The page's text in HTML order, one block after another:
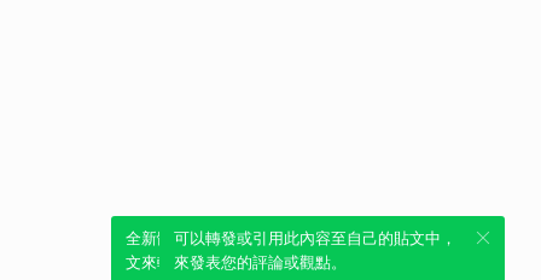
全新體驗！一鍵引用此內容，透過發布貼
文來輕鬆表達個人立場。
可以轉發或引用此內容至自己的貼文中，
來發表您的評論或觀點。